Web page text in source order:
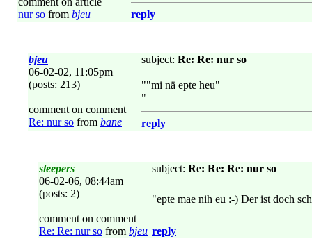
nur so from bjeu reply
bjeu
06-02-02, 11:05pm
(posts: 213)
comment on comment
Re: nur so from bane
subject: Re: Re: nur so
""mi nä epte heu"
"
reply
sleepers
06-02-06, 08:44am
(posts: 2)
comment on comment
Re: Re: nur so from bjeu
subject: Re: Re: Re: nur so
"epte mae nih eu :-) Der ist doch
reply